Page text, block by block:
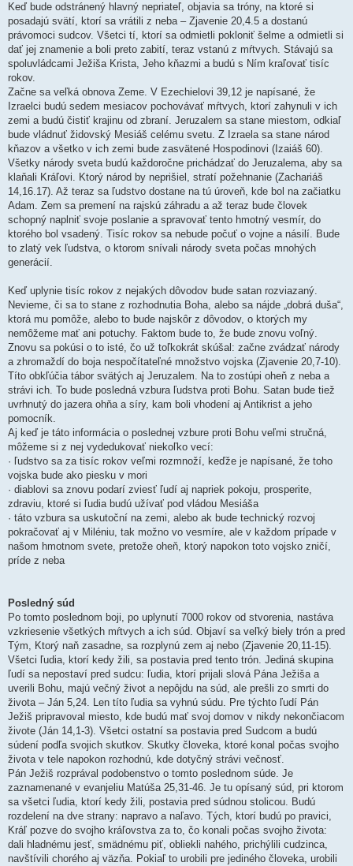
Keď bude odstránený hlavný nepriateľ, objavia sa tróny, na ktoré si
posadajú svätí, ktorí sa vrátili z neba – Zjavenie 20,4.5 a dostanú
právomoci sudcov. Všetci tí, ktorí sa odmietli pokloniť šelme a odmietli si
dať jej znamenie a boli preto zabití, teraz vstanú z mŕtvych. Stávajú sa
spoluvládcami Ježiša Krista, Jeho kňazmi a budú s Ním kraľovať tisíc
rokov.
Začne sa veľká obnova Zeme. V Ezechielovi 39,12 je napísané, že
Izraelci budú sedem mesiacov pochovávať mŕtvych, ktorí zahynuli v ich
zemi a budú čistiť krajinu od zbraní. Jeruzalem sa stane miestom, odkiaľ
bude vládnuť židovský Mesiáš celému svetu. Z Izraela sa stane národ
kňazov a všetko v ich zemi bude zasvätené Hospodinovi (Izaiáš 60).
Všetky národy sveta budú každoročne prichádzať do Jeruzalema, aby sa
klaňali Kráľovi. Ktorý národ by neprišiel, stratí požehnanie (Zachariáš
14,16.17). Až teraz sa ľudstvo dostane na tú úroveň, kde bol na začiatku
Adam. Zem sa premení na rajskú záhradu a až teraz bude človek
schopný naplniť svoje poslanie a spravovať tento hmotný vesmír, do
ktorého bol vsadený. Tisíc rokov sa nebude počuť o vojne a násilí. Bude
to zlatý vek ľudstva, o ktorom snívali národy sveta počas mnohých
generácií.
Keď uplynie tisíc rokov z nejakých dôvodov bude satan rozviazaný.
Nevieme, či sa to stane z rozhodnutia Boha, alebo sa nájde „dobrá duša“,
ktorá mu pomôže, alebo to bude najskôr z dôvodov, o ktorých my
nemôžeme mať ani potuchy. Faktom bude to, že bude znovu voľný.
Znovu sa pokúsi o to isté, čo už toľkokrát skúšal: začne zvádzať národy
a zhromaždí do boja nespočítateľné množstvo vojska (Zjavenie 20,7-10).
Títo obkľúčia tábor svätých aj Jeruzalem. Na to zostúpi oheň z neba a
strávi ich. To bude posledná vzbura ľudstva proti Bohu. Satan bude tiež
uvrhnutý do jazera ohňa a síry, kam boli vhodení aj Antikrist a jeho
pomocník.
Aj keď je táto informácia o poslednej vzbure proti Bohu veľmi stručná,
môžeme si z nej vydedukovať niekoľko vecí:
· ľudstvo sa za tisíc rokov veľmi rozmnoží, keďže je napísané, že toho
vojska bude ako piesku v mori
· diablovi sa znovu podarí zviesť ľudí aj napriek pokoju, prosperite,
zdraviu, ktoré si ľudia budú užívať pod vládou Mesiáša
· táto vzbura sa uskutoční na zemi, alebo ak bude technický rozvoj
pokračovať aj v Miléniu, tak možno vo vesmíre, ale v každom prípade v
našom hmotnom svete, pretože oheň, ktorý napokon toto vojsko zničí,
príde z neba
Posledný súd
Po tomto poslednom boji, po uplynutí 7000 rokov od stvorenia, nastáva
vzkriesenie všetkých mŕtvych a ich súd. Objaví sa veľký biely trón a pred
Tým, Ktorý naň zasadne, sa rozplynú zem aj nebo (Zjavenie 20,11-15).
Všetci ľudia, ktorí kedy žili, sa postavia pred tento trón. Jediná skupina
ľudí sa nepostaví pred sudcu: ľudia, ktorí prijali slová Pána Ježiša a
uverili Bohu, majú večný život a nepôjdu na súd, ale prešli zo smrti do
života – Ján 5,24. Len títo ľudia sa vyhnú súdu. Pre týchto ľudí Pán
Ježiš pripravoval miesto, kde budú mať svoj domov v nikdy nekončiacom
živote (Ján 14,1-3). Všetci ostatní sa postavia pred Sudcom a budú
súdení podľa svojich skutkov. Skutky človeka, ktoré konal počas svojho
života v tele napokon rozhodnú, kde dotyčný strávi večnosť.
Pán Ježiš rozprával podobenstvo o tomto poslednom súde. Je
zaznamenané v evanjeliu Matúša 25,31-46. Je tu opísaný súd, pri ktorom
sa všetci ľudia, ktorí kedy žili, postavia pred súdnou stolicou. Budú
rozdelení na dve strany: napravo a naľavo. Tých, ktorí budú po pravici,
Kráľ pozve do svojho kráľovstva za to, čo konali počas svojho života:
dali hladnému jesť, smädnému piť, obliekli nahého, prichýlili cudzinca,
navštívili chorého aj väzňa. Pokiaľ to urobili pre jediného človeka, urobili